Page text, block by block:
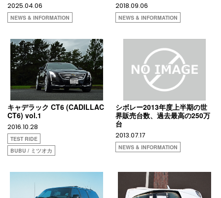
2025.04.06
NEWS & INFORMATION
2018.09.06
NEWS & INFORMATION
キャデラック CT6 (CADILLAC
CT6) vol.1
2016.10.28
TEST RIDE
BUBU / ミツオカ
シボレー2013年度上半期の世
界販売台数、過去最高の250万
台
2013.07.17
NEWS & INFORMATION